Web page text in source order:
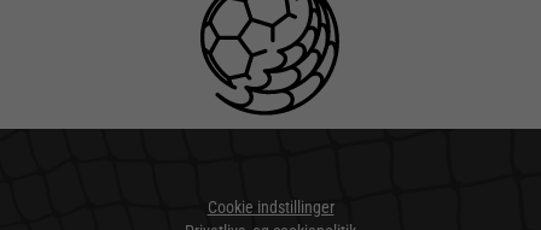
Cookie indstillinger